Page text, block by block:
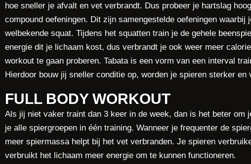
hoe sneller je afvalt en vet verbrandt. Dus probeer je hartslag
compound oefeningen. Dit zijn samengestelde oefeningen
welbekende squat. Tijdens het squatten train je de gehele
energie dit je lichaam kost, dus verbrandt je ook weer meer
workout te gaan proberen. Tabata is een vorm van een interval
Hierdoor bouw jij sneller conditie op, worden je spieren sterker
FULL BODY WORKOUT
Als jij niet vaker traint dan 3 keer in de week, dan is het beter
je alle spiergroepen in één training. Wanneer je frequenter de
meer spiermassa helpt bij het vet verbranden. Je spieren
verbruikt het lichaam meer energie om te kunnen functioneren.